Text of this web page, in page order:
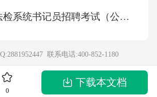
注射器的活塞开始滑动时，记
刚要到筒内底部时弹簧测力计
2025年法检系统书记员招聘考试（公共基础知识）综合练习题及答案
联系电话:400-852-1180
0
下载本文档